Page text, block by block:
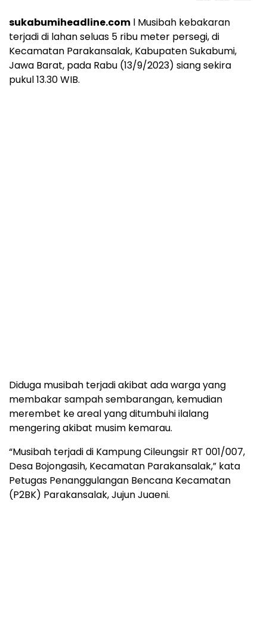
sukabumiheadline.com l Musibah kebakaran
terjadi di lahan seluas 5 ribu meter persegi, di
Kecamatan Parakansalak, Kabupaten Sukabumi,
Jawa Barat, pada Rabu (13/9/2023) siang sekira
pukul 13.30 WIB.
Diduga musibah terjadi akibat ada warga yang
membakar sampah sembarangan, kemudian
merembet ke areal yang ditumbuhi ilalang
mengering akibat musim kemarau.
“Musibah terjadi di Kampung Cileungsir RT 001/007,
Desa Bojongasih, Kecamatan Parakansalak,” kata
Petugas Penanggulangan Bencana Kecamatan
(P2BK) Parakansalak, Jujun Juaeni.